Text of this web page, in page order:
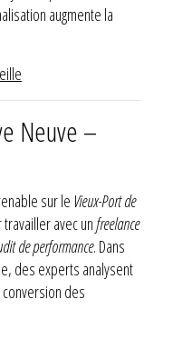
augmente la
Neuve –
sur le Vieux-Port de
avec unfreelance
de performance. Dans
des experts analysent
des